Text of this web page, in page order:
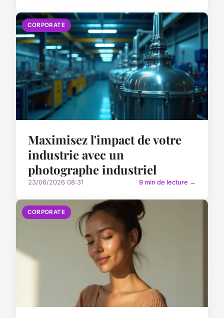
CORPORATE
Maximisez l'impact de votre
industrie avec un
photographe industriel
23/06/2026 08:31 9 min de lecture →
CORPORATE